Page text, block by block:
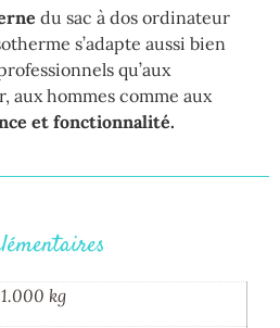
du sac à dos ordinateur
s’adapte aussi bien
qu’aux
aux hommes comme aux
et fonctionnalité.
1.000 kg